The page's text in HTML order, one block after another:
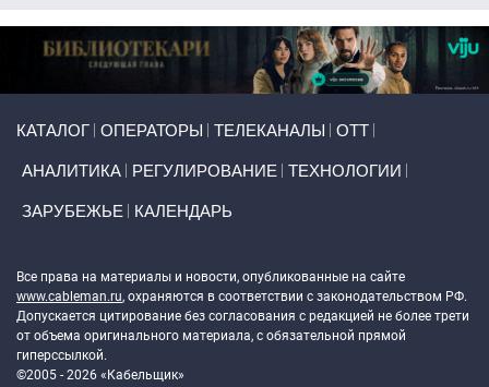
КАТАЛОГ ОПЕРАТОРЫ ТЕЛЕКАНАЛЫ ОТТ
АНАЛИТИКА РЕГУЛИРОВАНИЕ ТЕХНОЛОГИИ
ЗАРУБЕЖЬЕ КАЛЕНДАРЬ
Все права на материалы и новости, опубликованные на сайте
www.cableman.ru, охраняются в соответствии с законодательством РФ.
Допускается цитирование без согласования с редакцией не более трети
от объема оригинального материала, с обязательной прямой
гиперссылкой.
©2005 - 2026 «Кабельщик»